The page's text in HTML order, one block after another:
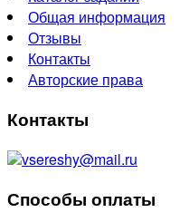
Общая информация
Отзывы
Контакты
Авторские права
Контакты
vsereshy@mail.ru
Способы оплаты